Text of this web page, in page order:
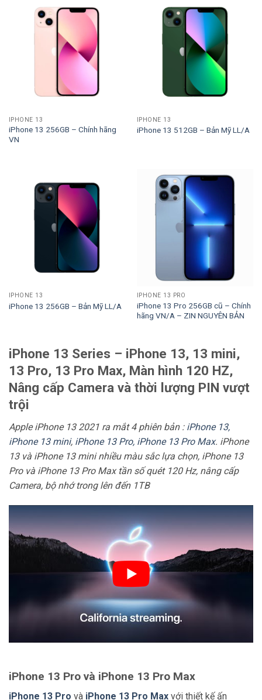
IPHONE 13
iPhone 13 256GB – Chính hãng
VN
IPHONE 13
iPhone 13 512GB – Bản Mỹ LL/A
IPHONE 13
iPhone 13 256GB – Bản Mỹ LL/A
IPHONE 13 PRO
iPhone 13 Pro 256GB cũ – Chính
hãng VN/A – ZIN NGUYÊN BẢN
iPhone 13 Series – iPhone 13, 13 mini,
13 Pro, 13 Pro Max, Màn hình 120 HZ,
Nâng cấp Camera và thời lượng PIN vượt
trội
Apple iPhone 13 2021 ra mắt 4 phiên bản : iPhone 13,
iPhone 13 mini, iPhone 13 Pro, iPhone 13 Pro Max. iPhone
13 và iPhone 13 mini nhiều màu sắc lựa chọn, iPhone 13
Pro và iPhone 13 Pro Max tần số quét 120 Hz, nâng cấp
Camera, bộ nhớ trong lên đến 1TB
iPhone 13 Pro và iPhone 13 Pro Max
iPhone 13 Pro và iPhone 13 Pro Max với thiết kế ấn